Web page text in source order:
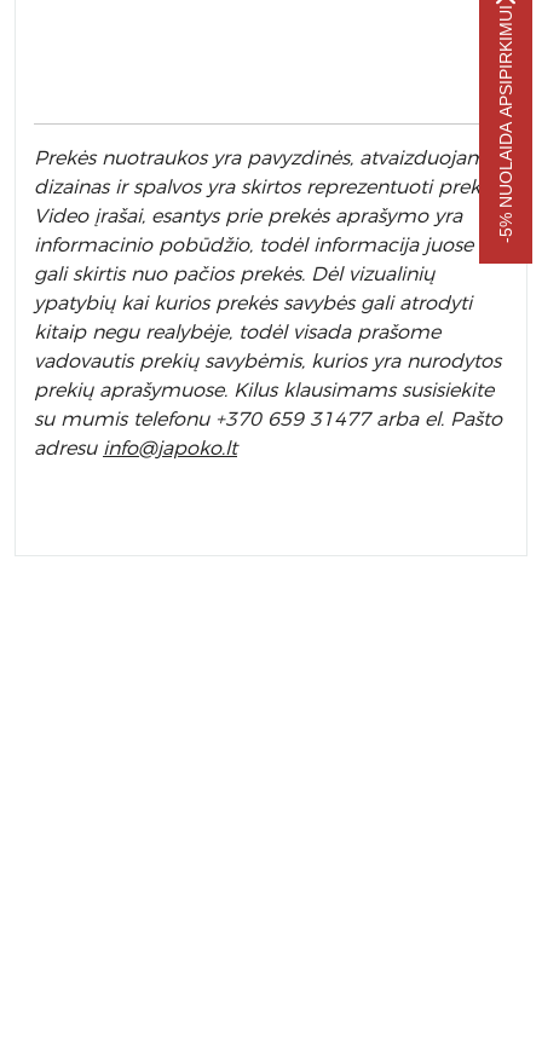
Prekės nuotraukos yra pavyzdinės, atvaizduojamas
dizainas ir spalvos yra skirtos reprezentuoti prekę.
Video įrašai, esantys prie prekės aprašymo yra
informacinio pobūdžio, todėl informacija juose
gali skirtis nuo pačios prekės. Dėl vizualinių
ypatybių kai kurios prekės savybės gali atrodyti
kitaip negu realybėje, todėl visada prašome
vadovautis prekių savybėmis, kurios yra nurodytos
prekių aprašymuose. Kilus klausimams susisiekite
su mumis telefonu +370 659 31477 arba el. Pašto
adresu info@japoko.lt
-5% NUOLAIDA APSIPIRKIMUI